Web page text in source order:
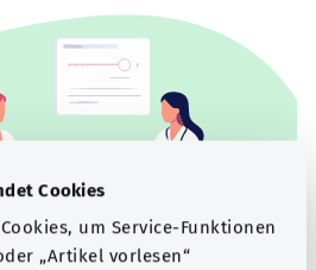
Cookies
um Service-Funktionen
„Artikel vorlesen“